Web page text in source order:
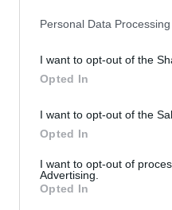
Personal Data
I want to opt-out of the
Opted In
I want to opt-out of the
Opted In
I want to opt-out of
Advertising.
Opted In
szemle
cikkei